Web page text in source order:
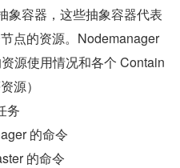
象容器，这些抽象容器代表
点的资源。Nodemanager
源使用情况和各个 Contain
源）
务
的命令
的命令